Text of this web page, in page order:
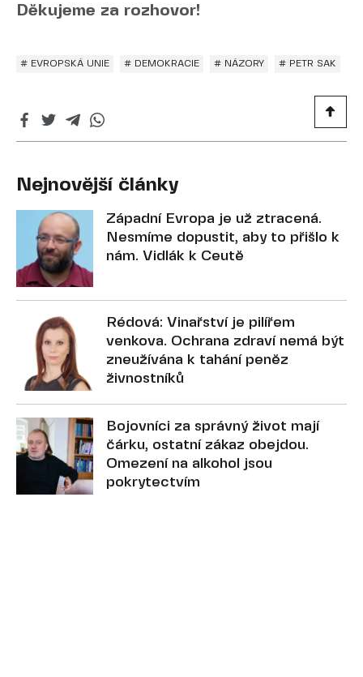
Děkujeme za rozhovor!
# EVROPSKÁ UNIE # DEMOKRACIE # NÁZORY # PETR SAK
Nejnovější články
Západní Evropa je už ztracená.
Nesmíme dopustit, aby to přišlo k
nám. Vidlák k Ceutě
Rédová: Vinařství je pilířem
venkova. Ochrana zdraví nemá být
zneužívána k tahání peněz
živnostníků
Bojovníci za správný život mají
čárku, ostatní zákaz obejdou.
Omezení na alkohol jsou
pokrytectvím